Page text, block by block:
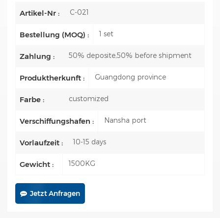
Artikel-Nr : C-021
Bestellung (MOQ) : 1 set
Zahlung : 50% deposite,50% before shipment
Produktherkunft : Guangdong province
Farbe : customized
Verschiffungshafen : Nansha port
Vorlaufzeit : 10-15 days
Gewicht : 1500KG
Jetzt Anfragen